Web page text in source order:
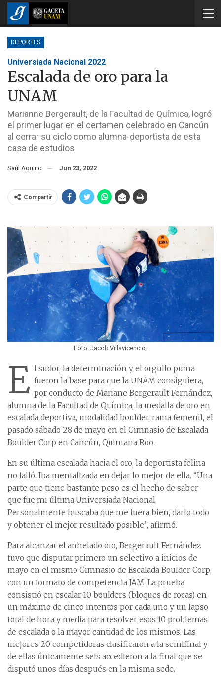
DEPORTES
Universiada Nacional 2022
Escalada de oro para la
UNAM
Marianne Bergerault, de la Facultad de Química, logró
el primer lugar en el certamen celebrado en Cancún
al cerrar su ciclo como alumna-deportista de esta
casa de estudios
Saúl Aquino Jun 23, 2022
Compartir
Foto: Jacob Villavicencio.
E l sudor, la determinación y el orgullo puma
fueron la base para que la UNAM consiguiera,
por conducto de Mariane Bergerault Fernández,
alumna de la Facultad de Química, la medalla de oro en
escalada deportiva, modalidad boulder, rama femenil, el
pasado sábado 28 de mayo en el Gimnasio de Escalada
Boulder Corp en Cancún, Quintana Roo.
En su última escalada hacia el oro, la deportista felina
no falló. Iba mentalizada en dejar lo mejor de ella. “Una
parte que tiene bastante peso es el hecho de saber
que fue mi última Universiada Nacional.
Personalmente buscaba que me fuera bien, darlo todo
y obtener el mejor resultado posible”, afirmó.
Para alcanzar el anhelado oro, Bergerault Fernández
tuvo que disputar primero un selectivo a inicios de
mayo en el mismo Gimnasio de Escalada Boulder Corp,
con un formato de competencia JAM. La prueba
consistió en escalar 10 boulders (bloques de rocas) en
un máximo de cinco intentos por cada uno y un lapso
total de hora y media para resolver esos 10 problemas
de escalada o la mayor cantidad de los mismos. Las
mejores 20 competidoras clasificaron a la semifinal y
de ellas únicamente seis accedieron a la final que se
disputó unos días después en la misma sede.